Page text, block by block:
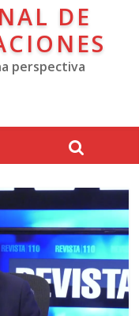
DE
perspectiva